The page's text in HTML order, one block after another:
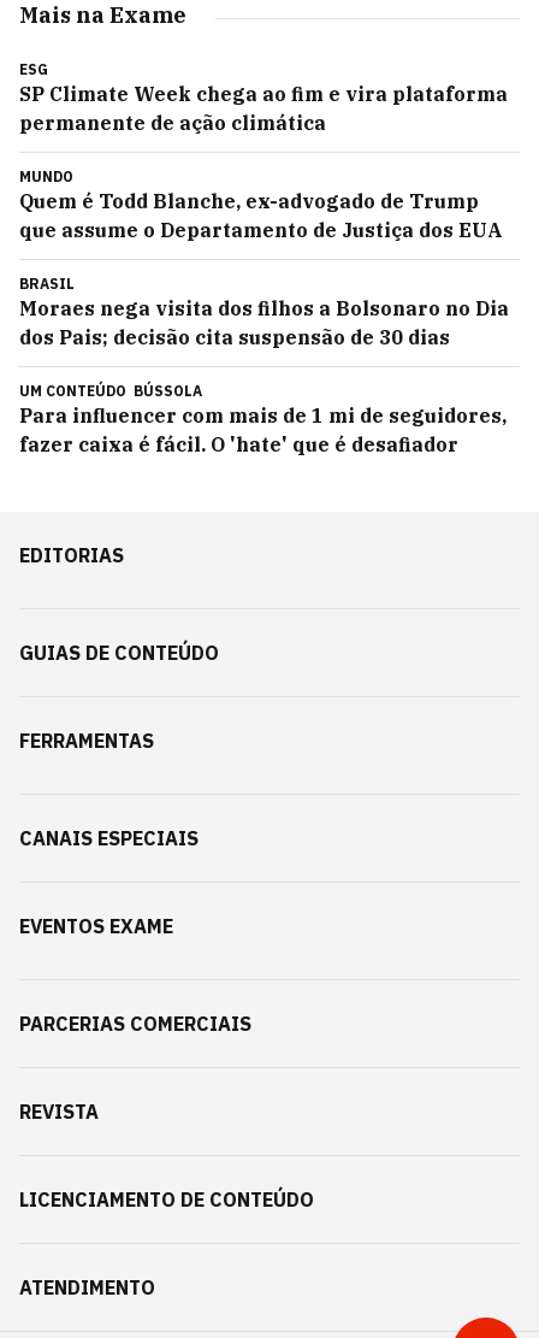
Mais na Exame
ESG
SP Climate Week chega ao fim e vira plataforma
permanente de ação climática
MUNDO
Quem é Todd Blanche, ex-advogado de Trump
que assume o Departamento de Justiça dos EUA
BRASIL
Moraes nega visita dos filhos a Bolsonaro no Dia
dos Pais; decisão cita suspensão de 30 dias
UM CONTEÚDO BÚSSOLA
Para influencer com mais de 1 mi de seguidores,
fazer caixa é fácil. O 'hate' que é desafiador
EDITORIAS
GUIAS DE CONTEÚDO
FERRAMENTAS
CANAIS ESPECIAIS
EVENTOS EXAME
PARCERIAS COMERCIAIS
REVISTA
LICENCIAMENTO DE CONTEÚDO
ATENDIMENTO